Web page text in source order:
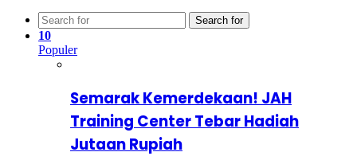
Search for
10
Populer
Semarak Kemerdekaan! JAH
Training Center Tebar Hadiah
Jutaan Rupiah